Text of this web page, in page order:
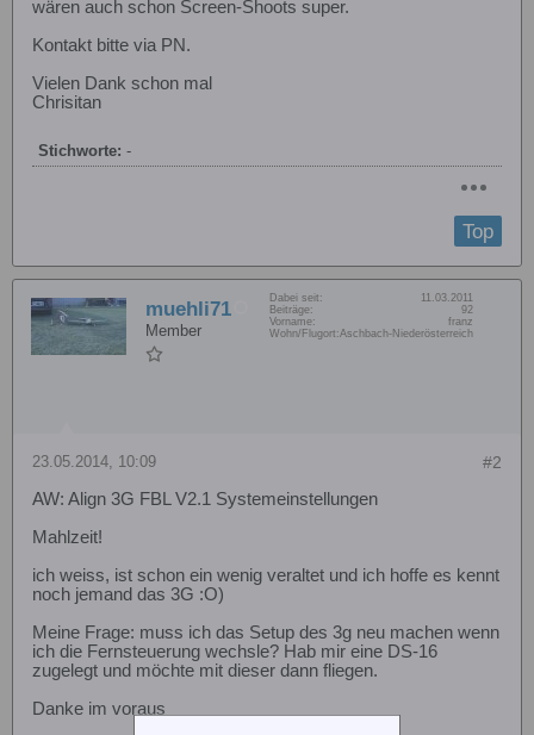
wären auch schon Screen-Shoots super.
Kontakt bitte via PN.
Vielen Dank schon mal
Chrisitan
Stichworte: -
Top
muehli71
Member
Dabei seit:
11.03.2011
Beiträge:
92
Vorname:
franz
Wohn/Flugort:Aschbach-Niederösterreich
#2
23.05.2014, 10:09
AW: Align 3G FBL V2.1 Systemeinstellungen
Mahlzeit!
ich weiss, ist schon ein wenig veraltet und ich hoffe es kennt
noch jemand das 3G :O)
Meine Frage: muss ich das Setup des 3g neu machen wenn
ich die Fernsteuerung wechsle? Hab mir eine DS-16
zugelegt und möchte mit dieser dann fliegen.
Danke im voraus